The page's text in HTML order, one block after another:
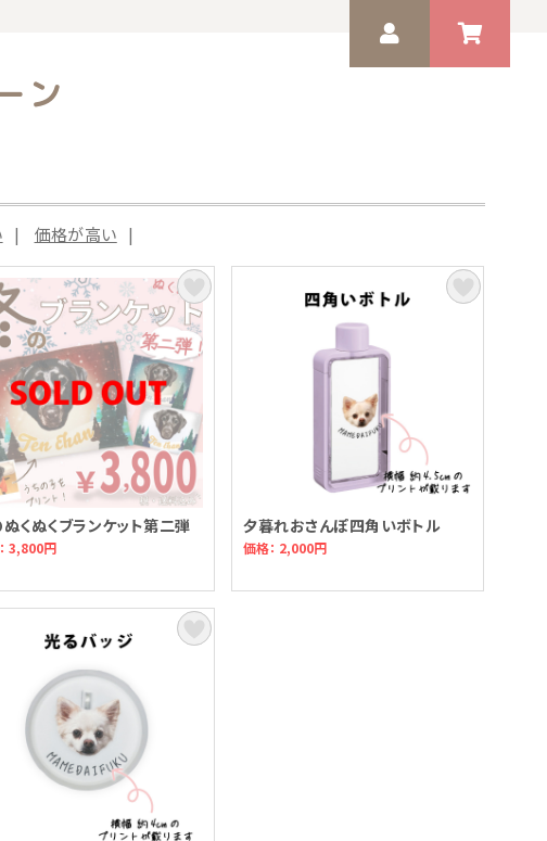
ン
| 価格が高い |
くぬくブランケット第二弾
3,800円
夕暮れおさんぽ四角いボトル
価格： 2,000円